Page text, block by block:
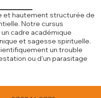
et hautement structurée de
Notre cursus
cadre académique
et sagesse spirituelle.
un trouble
ou d'un parasitage